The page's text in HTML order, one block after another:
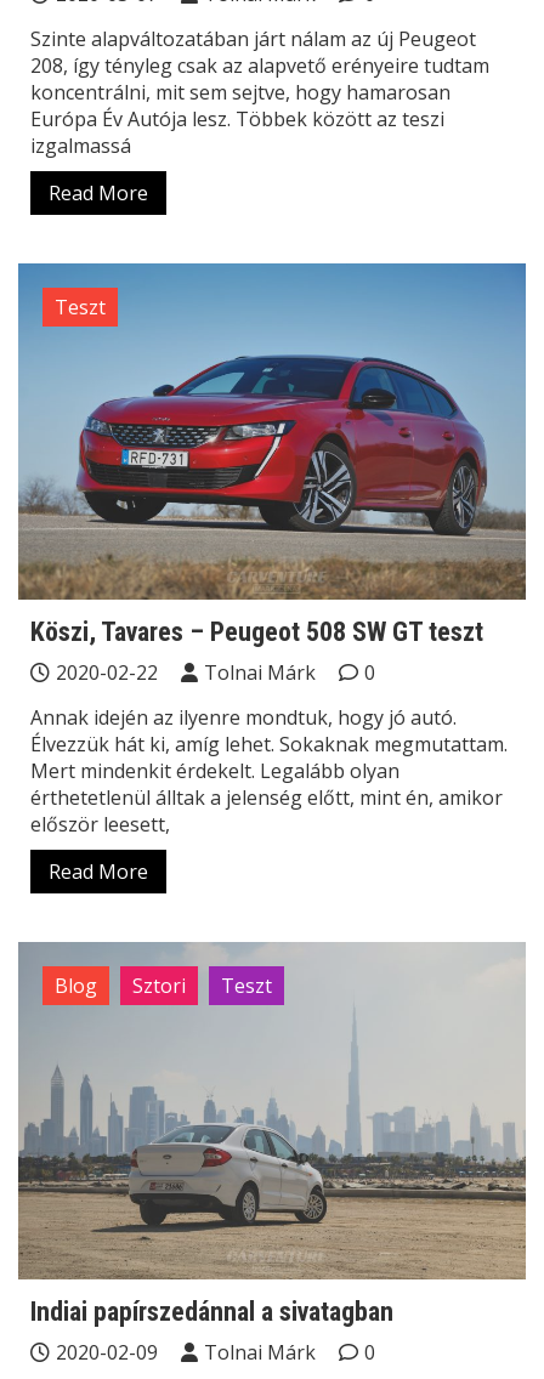
Szinte alapváltozatában járt nálam az új Peugeot
208, így tényleg csak az alapvető erényeire tudtam
koncentrálni, mit sem sejtve, hogy hamarosan
Európa Év Autója lesz. Többek között az teszi
izgalmassá
Read More
Teszt
Köszi, Tavares – Peugeot 508 SW GT teszt
2020-02-22 Tolnai Márk
0
Annak idején az ilyenre mondtuk, hogy jó autó.
Élvezzük hát ki, amíg lehet. Sokaknak megmutattam.
Mert mindenkit érdekelt. Legalább olyan
érthetetlenül álltak a jelenség előtt, mint én, amikor
először leesett,
Read More
Blog Sztori Teszt
Indiai papírszedánnal a sivatagban
2020-02-09 Tolnai Márk
0